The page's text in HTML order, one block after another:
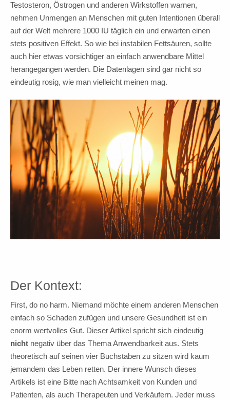
Testosteron, Östrogen und anderen Wirkstoffen warnen,
nehmen Unmengen an Menschen mit guten Intentionen überall
auf der Welt mehrere 1000 IU täglich ein und erwarten einen
stets positiven Effekt. So wie bei instabilen Fettsäuren, sollte
auch hier etwas vorsichtiger an einfach anwendbare Mittel
herangegangen werden. Die Datenlagen sind gar nicht so
eindeutig rosig, wie man vielleicht meinen mag.
Der Kontext:
First, do no harm. Niemand möchte einem anderen Menschen
einfach so Schaden zufügen und unsere Gesundheit ist ein
enorm wertvolles Gut. Dieser Artikel spricht sich eindeutig
nicht negativ über das Thema Anwendbarkeit aus. Stets
theoretisch auf seinen vier Buchstaben zu sitzen wird kaum
jemandem das Leben retten. Der innere Wunsch dieses
Artikels ist eine Bitte nach Achtsamkeit von Kunden und
Patienten, als auch Therapeuten und Verkäufern. Jeder muss